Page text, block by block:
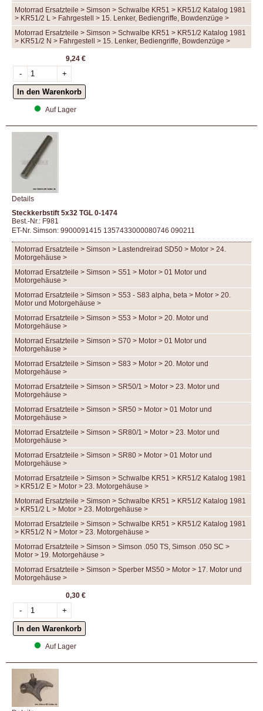
Motorrad Ersatzteile > Simson > Schwalbe KR51 > KR51/2 Katalog 1981
> KR51/2 L > Fahrgestell > 15. Lenker, Bediengriffe, Bowdenzüge >
Motorrad Ersatzteile > Simson > Schwalbe KR51 > KR51/2 Katalog 1981
> KR51/2 N > Fahrgestell > 15. Lenker, Bediengriffe, Bowdenzüge >
9,24 €
Auf Lager
Details
Steckkerbstift 5x32 TGL 0-1474
Best.-Nr.: F981
ET-Nr. Simson: 9900091415 1357433000080746 090211
Motorrad Ersatzteile > Simson > Lastendreirad SD50 > Motor > 24.
Motorgehäuse >
Motorrad Ersatzteile > Simson > S51 > Motor > 01 Motor und
Motorgehäuse >
Motorrad Ersatzteile > Simson > S53 - S83 alpha, beta > Motor > 20.
Motor und Motorgehäuse >
Motorrad Ersatzteile > Simson > S53 > Motor > 20. Motor und
Motorgehäuse >
Motorrad Ersatzteile > Simson > S70 > Motor > 01 Motor und
Motorgehäuse >
Motorrad Ersatzteile > Simson > S83 > Motor > 20. Motor und
Motorgehäuse >
Motorrad Ersatzteile > Simson > SR50/1 > Motor > 23. Motor und
Motorgehäuse >
Motorrad Ersatzteile > Simson > SR50 > Motor > 01 Motor und
Motorgehäuse >
Motorrad Ersatzteile > Simson > SR80/1 > Motor > 23. Motor und
Motorgehäuse >
Motorrad Ersatzteile > Simson > SR80 > Motor > 01 Motor und
Motorgehäuse >
Motorrad Ersatzteile > Simson > Schwalbe KR51 > KR51/2 Katalog 1981
> KR51/2 E > Motor > 23. Motorgehäuse >
Motorrad Ersatzteile > Simson > Schwalbe KR51 > KR51/2 Katalog 1981
> KR51/2 L > Motor > 23. Motorgehäuse >
Motorrad Ersatzteile > Simson > Schwalbe KR51 > KR51/2 Katalog 1981
> KR51/2 N > Motor > 23. Motorgehäuse >
Motorrad Ersatzteile > Simson > Simson .050 TS, Simson .050 SC >
Motor > 19. Motorgehäuse >
Motorrad Ersatzteile > Simson > Sperber MS50 > Motor > 17. Motor und
Motorgehäuse >
0,30 €
Auf Lager